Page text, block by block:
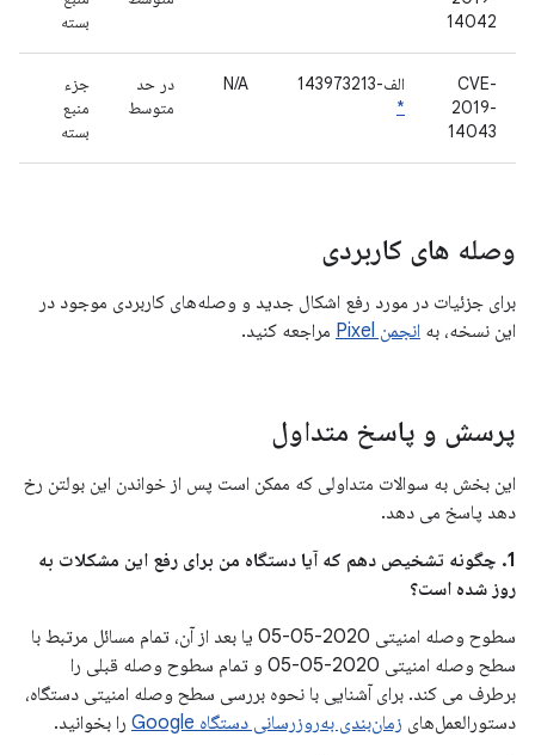
14042
بسته
CVE-
2019-
14043
الف-143973213
*
N/A
در حد
متوسط
جزء
منبع
بسته
وصله های کاربردی
برای جزئیات در مورد رفع اشکال جدید و وصله‌های کاربردی موجود در
این نسخه، به انجمن Pixel مراجعه کنید.
پرسش و پاسخ متداول
این بخش به سوالات متداولی که ممکن است پس از خواندن این بولتن رخ
دهد پاسخ می دهد.
1. چگونه تشخیص دهم که آیا دستگاه من برای رفع این مشکلات به
روز شده است؟
سطوح وصله امنیتی 2020-05-05 یا بعد از آن، تمام مسائل مرتبط با
سطح وصله امنیتی 2020-05-05 و تمام سطوح وصله قبلی را
برطرف می کند. برای آشنایی با نحوه بررسی سطح وصله امنیتی دستگاه،
دستورالعمل‌های زمان‌بندی به‌روزرسانی دستگاه Google
را بخوانید.